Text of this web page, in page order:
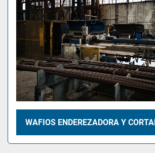
WAFIOS ENDEREZADORA Y